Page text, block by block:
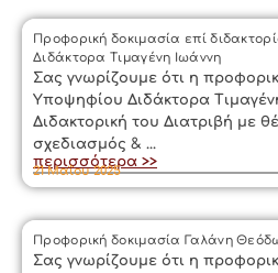
Προφορική δοκιμασία επί
Διδάκτορα Τιμαγένη Ιωάννη
Σας γνωρίζουμε ότι η
Υποψηφίου Διδάκτορα
Διδακτορική του Διατριβή με
σχεδιασμός & ...
περισσότερα >>
21 Μαΐου 2025
Προφορική δοκιμασία Γαλάνη
Σας γνωρίζουμε ότι η